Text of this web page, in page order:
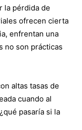
la pérdida de
ofrecen cierta
enfrentan una
no son prácticas
altas tasas de
cuando al
pasaría si la